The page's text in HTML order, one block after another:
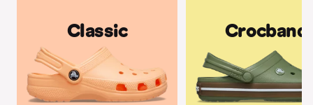
Classic Crocband